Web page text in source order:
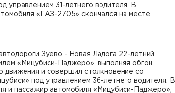
управлением 31-летнего водителя. В
«ГАЗ-2705» скончался на месте
Зуево - Новая Ладога 22-летний
«Мицубиси-Паджеро», выполняя обгон,
движения и совершил столкновение со
под управлением 36-летнего водителя. В
и пассажир автомобиля «Мицубиси-Паджеро»,